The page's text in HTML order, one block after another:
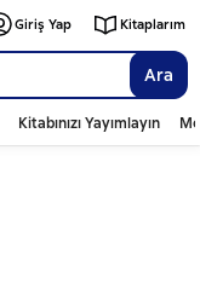
Ara
Giriş Yap Kitaplarım
Kitabınızı Yayımlayın